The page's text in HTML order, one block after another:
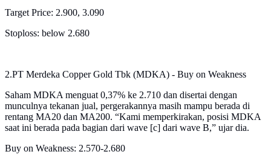
Target Price: 2.900, 3.090
Stoploss: below 2.680
2.PT Merdeka Copper Gold Tbk (MDKA) - Buy on Weakness
Saham MDKA menguat 0,37% ke 2.710 dan disertai dengan
munculnya tekanan jual, pergerakannya masih mampu berada di
rentang MA20 dan MA200. “Kami memperkirakan, posisi MDKA
saat ini berada pada bagian dari wave [c] dari wave B,” ujar dia.
Buy on Weakness: 2.570-2.680